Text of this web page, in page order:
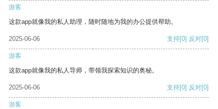
游客
这款app就像我的私人助理，随时随地为我的办公提供帮助。
2025-06-06 支持[0] 反对[0]
游客
这款app就像我的私人导师，带领我探索知识的奥秘。
2025-06-06 支持[0] 反对[0]
游客